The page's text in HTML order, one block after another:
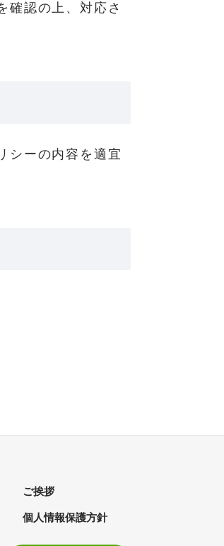
確認の上、対応さ
シーの内容を適宜
ご挨拶
個人情報保護方針